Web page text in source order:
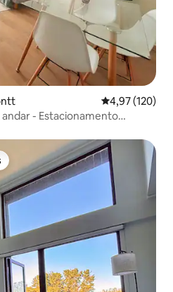
4,97 de uma
4,97 (120)
- Estacionamento
dos hóspedes